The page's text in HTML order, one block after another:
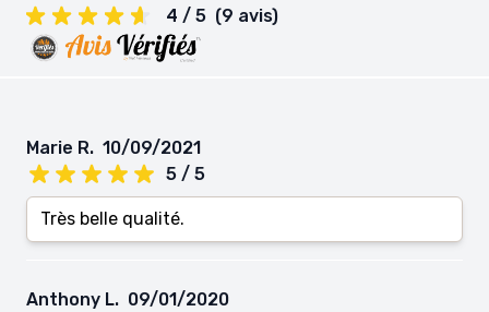
4 / 5 (9 avis)
Marie R. 10/09/2021
5 / 5
Très belle qualité.
Anthony L. 09/01/2020